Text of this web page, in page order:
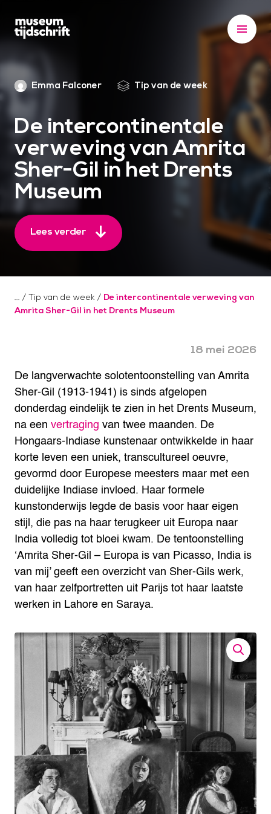
i
p
o
c
Emma Falconer Tip van de week
De intercontinentale
verweving van Amrita
Sher-Gil in het Drents
Museum
Lees verder
/ Tip van de week / De intercontinentale verweving van
Amrita Sher-Gil in het Drents Museum
18 mei 2026
De langverwachte solotentoonstelling van Amrita
Sher-Gil (1913-1941) is sinds afgelopen
donderdag eindelijk te zien in het Drents Museum,
na een vertraging van twee maanden. De
Hongaars-Indiase kunstenaar ontwikkelde in haar
korte leven een uniek, transcultureel oeuvre,
gevormd door Europese meesters maar met een
duidelijke Indiase invloed. Haar formele
kunstonderwijs legde de basis voor haar eigen
stijl, die pas na haar terugkeer uit Europa naar
India volledig tot bloei kwam. De tentoonstelling
‘Amrita Sher-Gil – Europa is van Picasso, India is
van mij’ geeft een overzicht van Sher-Gils werk,
van haar zelfportretten uit Parijs tot haar laatste
werken in Lahore en Saraya.